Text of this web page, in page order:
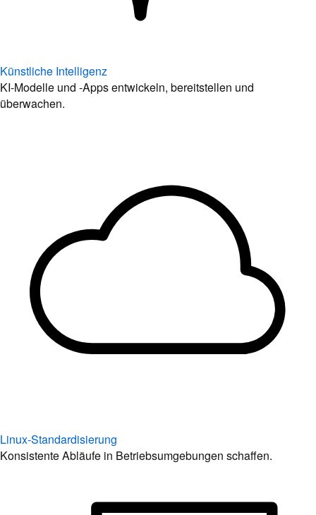
Künstliche Intelligenz
KI-Modelle und -Apps entwickeln, bereitstellen und
überwachen.
Linux-Standardisierung
Konsistente Abläufe in Betriebsumgebungen schaffen.